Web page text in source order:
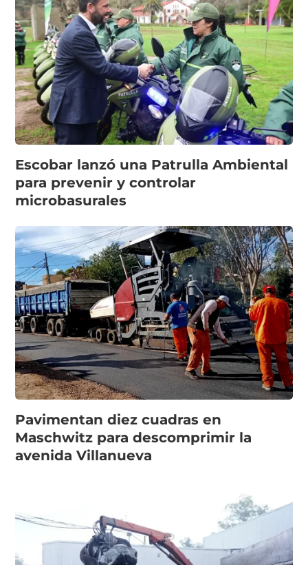
Escobar lanzó una Patrulla Ambiental
para prevenir y controlar
microbasurales
Pavimentan diez cuadras en
Maschwitz para descomprimir la
avenida Villanueva